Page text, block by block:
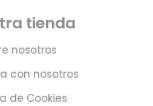
tienda
nosotros
con nosotros
de Cookies